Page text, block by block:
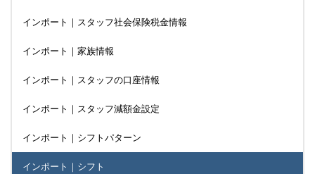
インポート｜スタッフ社会保険税金情報
インポート｜家族情報
インポート｜スタッフの口座情報
インポート｜スタッフ減額金設定
インポート｜シフトパターン
インポート｜シフト